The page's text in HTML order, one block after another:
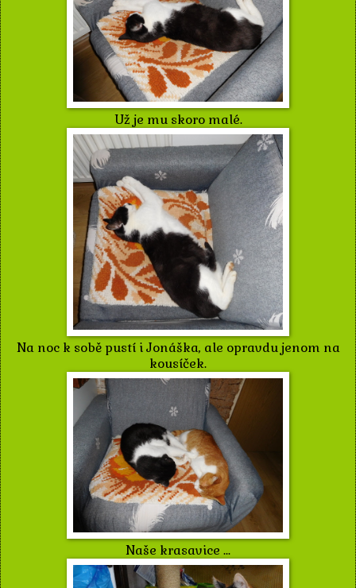
Už je mu skoro malé.
Na noc k sobě pustí i Jonáška, ale opravdu jenom na
kousíček.
Naše krasavice ...